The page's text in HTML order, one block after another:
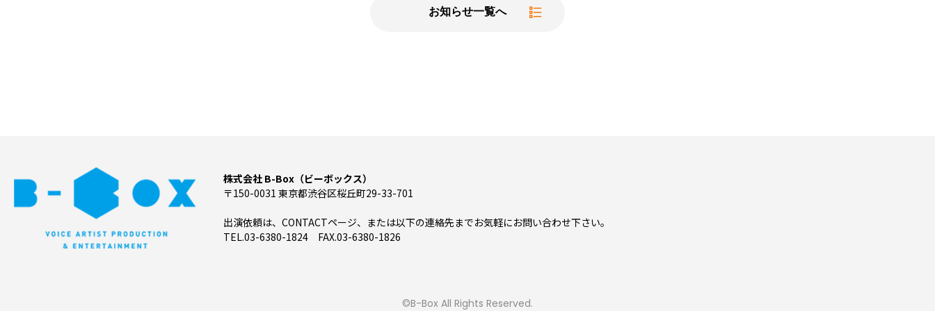
お知らせ一覧へ
株式会社 B-Box（ビーボックス）
〒150-0031 東京都渋谷区桜丘町29-33-701
出演依頼は、CONTACTページ、または以下の連絡先までお気軽にお問い合わせ下さい。
TEL.03-6380-1824 FAX.03-6380-1826
©B-Box All Rights Reserved.